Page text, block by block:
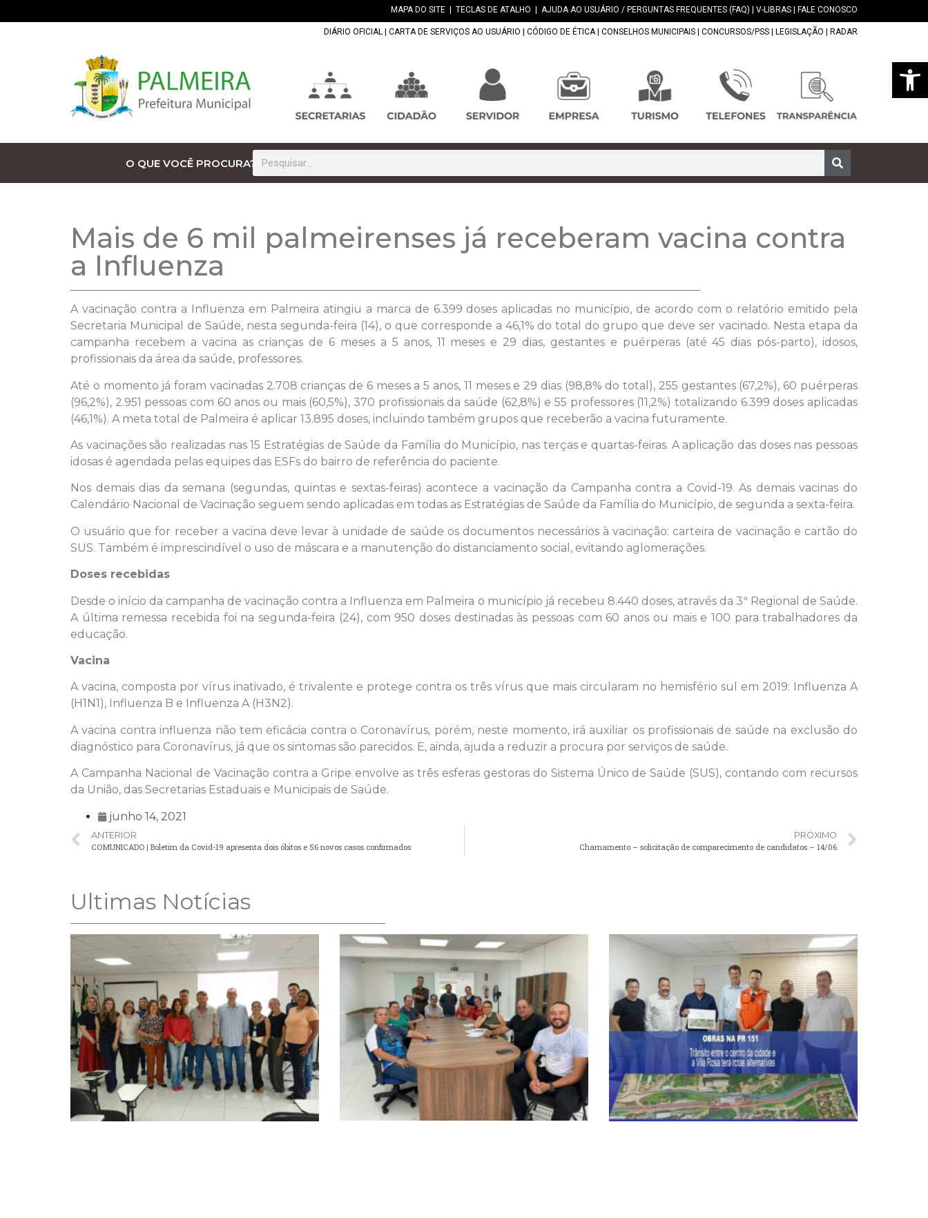
Abrir
MAPA DO SITE TECLAS DE ATALHO AJUDA AO USUÁRIO / PERGUNTAS FREQUENTES (FAQ) V-LIBRAS FALE CONOSCO
DIÁRIO OFICIAL CARTA DE SERVIÇOS AO USUÁRIO CÓDIGO DE ÉTICA| CONSELHOS MUNICIPAIS CONCURSOS/PSS LEGISLAÇÃO RADAR
O QUE VOCÊ PROCURA?
Mais de 6 mil palmeirenses já receberam vacina contra
a Influenza
A vacinação contra a Influenza em Palmeira atingiu a marca de 6.399 doses aplicadas no município, de acordo com o relatório emitido pela
Secretaria Municipal de Saúde, nesta segunda-feira (14), o que corresponde a 46,1% do total do grupo que deve ser vacinado. Nesta etapa da
campanha recebem a vacina as crianças de 6 meses a 5 anos, 11 meses e 29 dias, gestantes e puérperas (até 45 dias pós-parto), idosos,
profissionais da área da saúde, professores.
Até o momento já foram vacinadas 2.708 crianças de 6 meses a 5 anos, 11 meses e 29 dias (98,8% do total), 255 gestantes (67,2%), 60 puérperas
(96,2%), 2.951 pessoas com 60 anos ou mais (60,5%), 370 profissionais da saúde (62,8%) e 55 professores (11,2%) totalizando 6.399 doses aplicadas
(46,1%). A meta total de Palmeira é aplicar 13.895 doses, incluindo também grupos que receberão a vacina futuramente.
As vacinações são realizadas nas 15 Estratégias de Saúde da Família do Município, nas terças e quartas-feiras. A aplicação das doses nas pessoas
idosas é agendada pelas equipes das ESFs do bairro de referência do paciente.
Nos demais dias da semana (segundas, quintas e sextas-feiras) acontece a vacinação da Campanha contra a Covid-19. As demais vacinas do
Calendário Nacional de Vacinação seguem sendo aplicadas em todas as Estratégias de Saúde da Família do Município, de segunda a sexta-feira.
O usuário que for receber a vacina deve levar à unidade de saúde os documentos necessários à vacinação: carteira de vacinação e cartão do
SUS. Também é imprescindível o uso de máscara e a manutenção do distanciamento social, evitando aglomerações.
Doses recebidas
Desde o início da campanha de vacinação contra a Influenza em Palmeira o município já recebeu 8.440 doses, através da 3ª Regional de Saúde.
A última remessa recebida foi na segunda-feira (24), com 950 doses destinadas às pessoas com 60 anos ou mais e 100 para trabalhadores da
educação.
Vacina
A vacina, composta por vírus inativado, é trivalente e protege contra os três vírus que mais circularam no hemisfério sul em 2019: Influenza A
(H1N1), Influenza B e Influenza A (H3N2).
A vacina contra influenza não tem eficácia contra o Coronavírus, porém, neste momento, irá auxiliar os profissionais de saúde na exclusão do
diagnóstico para Coronavírus, já que os sintomas são parecidos. E, ainda, ajuda a reduzir a procura por serviços de saúde.
A Campanha Nacional de Vacinação contra a Gripe envolve as três esferas gestoras do Sistema Único de Saúde (SUS), contando com recursos
da União, das Secretarias Estaduais e Municipais de Saúde.
junho 14, 2021
ANTERIOR
COMUNICADO | Boletim da Covid-19 apresenta dois óbitos e 56 novos casos confirmados
PRÓXIMO
Chamamento – solicitação de comparecimento de candidatos – 14/06
Ultimas Notícias